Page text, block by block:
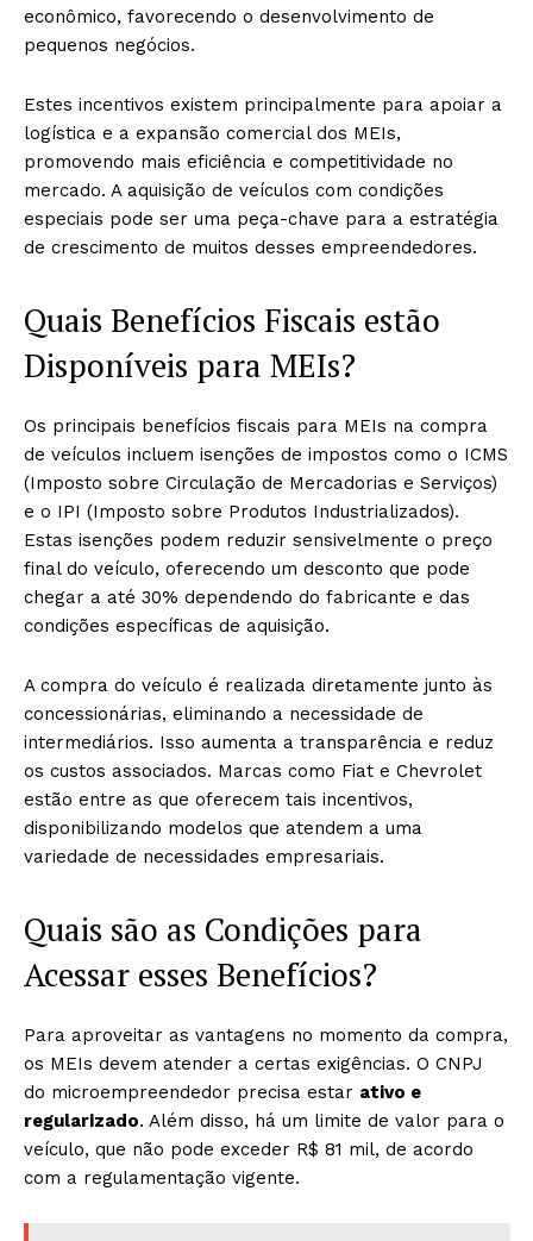
econômico, favorecendo o desenvolvimento de
pequenos negócios.
Estes incentivos existem principalmente para apoiar a
logística e a expansão comercial dos MEIs,
promovendo mais eficiência e competitividade no
mercado. A aquisição de veículos com condições
especiais pode ser uma peça-chave para a estratégia
de crescimento de muitos desses empreendedores.
Quais Benefícios Fiscais estão
Disponíveis para MEIs?
Os principais benefícios fiscais para MEIs na compra
de veículos incluem isenções de impostos como o ICMS
(Imposto sobre Circulação de Mercadorias e Serviços)
e o IPI (Imposto sobre Produtos Industrializados).
Estas isenções podem reduzir sensivelmente o preço
final do veículo, oferecendo um desconto que pode
chegar a até 30% dependendo do fabricante e das
condições específicas de aquisição.
A compra do veículo é realizada diretamente junto às
concessionárias, eliminando a necessidade de
intermediários. Isso aumenta a transparência e reduz
os custos associados. Marcas como Fiat e Chevrolet
estão entre as que oferecem tais incentivos,
disponibilizando modelos que atendem a uma
variedade de necessidades empresariais.
Quais são as Condições para
Acessar esses Benefícios?
Para aproveitar as vantagens no momento da compra,
os MEIs devem atender a certas exigências. O CNPJ
do microempreendedor precisa estar ativo e
regularizado. Além disso, há um limite de valor para o
veículo, que não pode exceder R$ 81 mil, de acordo
com a regulamentação vigente.